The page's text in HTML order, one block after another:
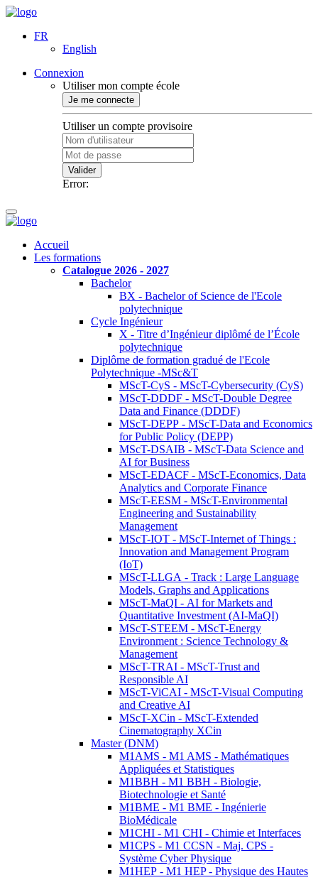
FR
English
Connexion
Utiliser mon compte école
Je me connecte
Utiliser un compte provisoire
Valider
Error:
Accueil
Les formations
Catalogue 2026 - 2027
Bachelor
BX - Bachelor of Science de l'Ecole
polytechnique
Cycle Ingénieur
X - Titre d’Ingénieur diplômé de l’École
polytechnique
Diplôme de formation gradué de l'Ecole
Polytechnique -MSc&T
MScT-CyS - MScT-Cybersecurity (CyS)
MScT-DDDF - MScT-Double Degree
Data and Finance (DDDF)
MScT-DEPP - MScT-Data and Economics
for Public Policy (DEPP)
MScT-DSAIB - MScT-Data Science and
AI for Business
MScT-EDACF - MScT-Economics, Data
Analytics and Corporate Finance
MScT-EESM - MScT-Environmental
Engineering and Sustainability
Management
MScT-IOT - MScT-Internet of Things :
Innovation and Management Program
(IoT)
MScT-LLGA - Track : Large Language
Models, Graphs and Applications
MScT-MaQI - AI for Markets and
Quantitative Investment (AI-MaQI)
MScT-STEEM - MScT-Energy
Environment : Science Technology &
Management
MScT-TRAI - MScT-Trust and
Responsible AI
MScT-ViCAI - MScT-Visual Computing
and Creative AI
MScT-XCin - MScT-Extended
Cinematography XCin
Master (DNM)
M1AMS - M1 AMS - Mathématiques
Appliquées et Statistiques
M1BBH - M1 BBH - Biologie,
Biotechnologie et Santé
M1BME - M1 BME - Ingénierie
BioMédicale
M1CHI - M1 CHI - Chimie et Interfaces
M1CPS - M1 CCSN - Maj. CPS -
Système Cyber Physique
M1HEP - M1 HEP - Physique des Hautes